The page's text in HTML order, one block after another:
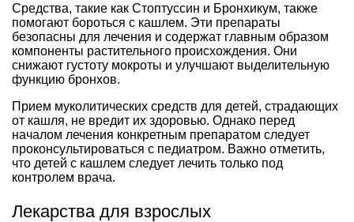
Средства, такие как Стоптуссин и Бронхикум, также
помогают бороться с кашлем. Эти препараты
безопасны для лечения и содержат главным образом
компоненты растительного происхождения. Они
снижают густоту мокроты и улучшают выделительную
функцию бронхов.
Прием муколитических средств для детей, страдающих
от кашля, не вредит их здоровью. Однако перед
началом лечения конкретным препаратом следует
проконсультироваться с педиатром. Важно отметить,
что детей с кашлем следует лечить только под
контролем врача.
Лекарства для взрослых